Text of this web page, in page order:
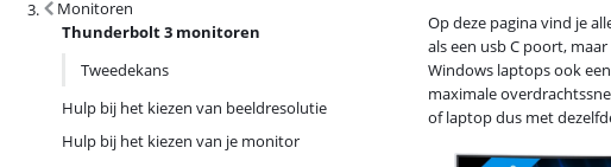
Monitoren
Thunderbolt 3 monitoren
Tweedekans
Hulp bij het kiezen van beeldresolutie
Hulp bij het kiezen van je monitor
Op deze pagina vind je
als een usb C poort,
Windows laptops ook
maximale
of laptop dus met